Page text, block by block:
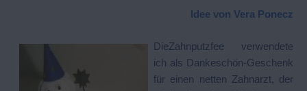
Idee von Vera Ponecz
DieZahnputzfee verwendete
ich als Dankeschön-Geschenk
für einen netten Zahnarzt, der